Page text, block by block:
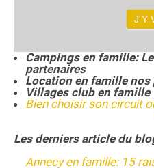
e
p
a
y
s
n
a
J'Y
Campings en famille:
partenaires
Location en famille nos
Villages club en famille
Bien choisir son circuit
Les derniers article du
Annecy en famille: 15